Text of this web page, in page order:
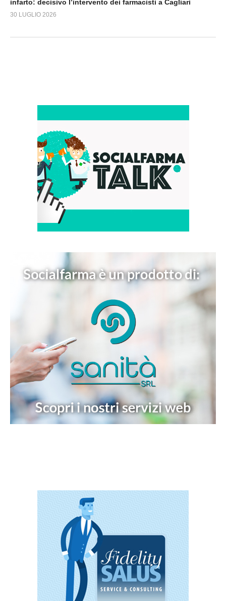
infarto: decisivo l’intervento dei farmacisti a Cagliari
30 LUGLIO 2026